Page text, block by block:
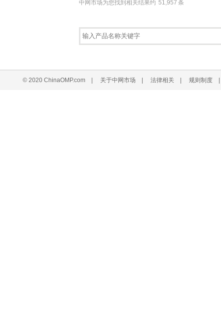
中网市场为您找到相关结果约 51,957 条
© 2020 ChinaOMP.com| 关于中网市场 法律相关 规则制度